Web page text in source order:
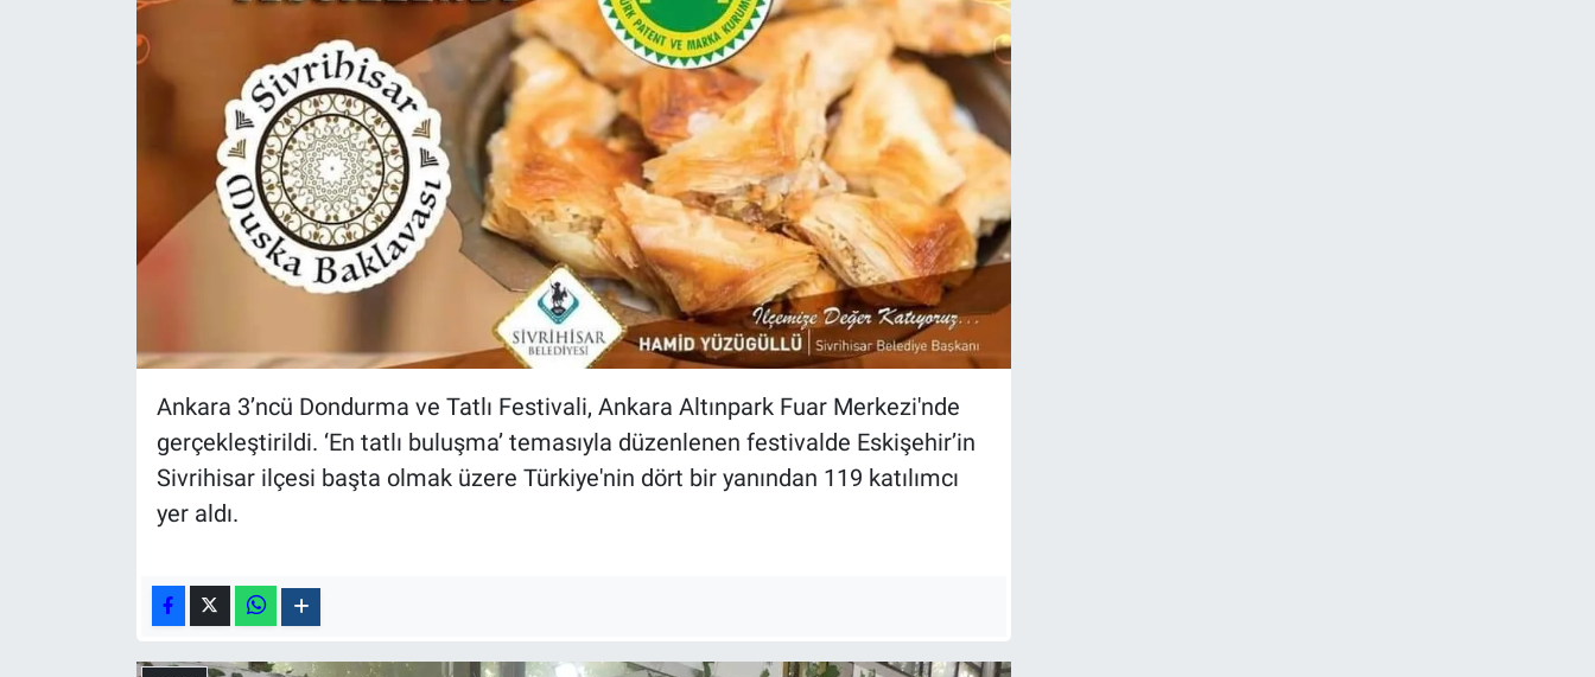
Ankara 3’ncü Dondurma ve Tatlı Festivali, Ankara Altınpark Fuar Merkezi'nde
gerçekleştirildi. ‘En tatlı buluşma’ temasıyla düzenlenen festivalde Eskişehir’in
Sivrihisar ilçesi başta olmak üzere Türkiye'nin dört bir yanından 119 katılımcı
yer aldı.